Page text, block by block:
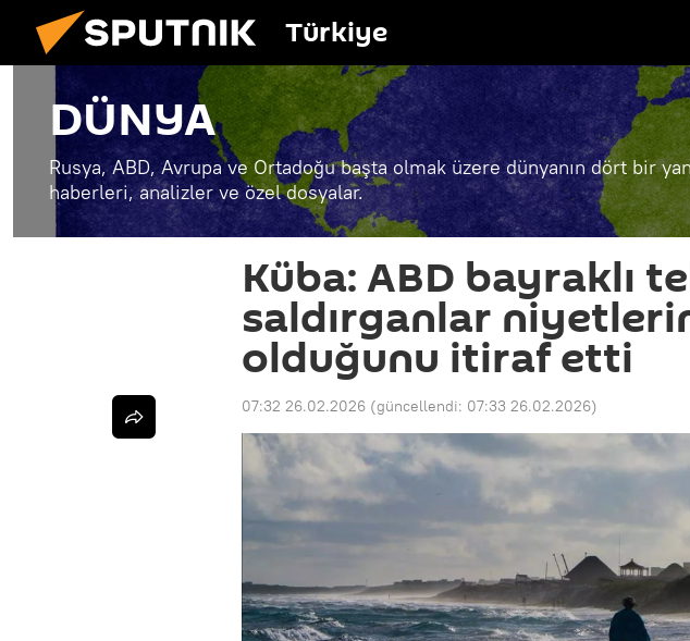
Türkiye
DÜNYA
Rusya, ABD, Avrupa ve Ortadoğu başta olmak üzere dünyanın dört bir
haberleri, analizler ve özel dosyalar.
Küba: ABD bayraklı
saldırganlar
olduğunu itiraf etti
07:32 26.02.2026 (güncellendi: 07:33 26.02.2026)